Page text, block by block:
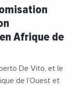
Afrique de
De Vito, et le
de l’Ouest et